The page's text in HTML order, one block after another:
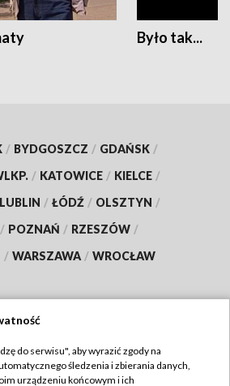
Było tak...
/ BYDGOSZCZ / GDAŃSK /
/ KATOWICE / KIELCE /
LUBLIN / ŁÓDŹ / OLSZTYN /
/ POZNAŃ / RZESZÓW /
/ WARSZAWA / WROCŁAW
TVP
do serwisu", aby wyrazić zgody na
śledzenia i zbierania danych,
urządzeniu końcowym i ich